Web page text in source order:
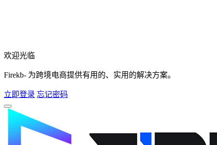
欢迎光临
Firekb- 为跨境电商提供有用的、实用的解决方案。
立即登录 忘记密码